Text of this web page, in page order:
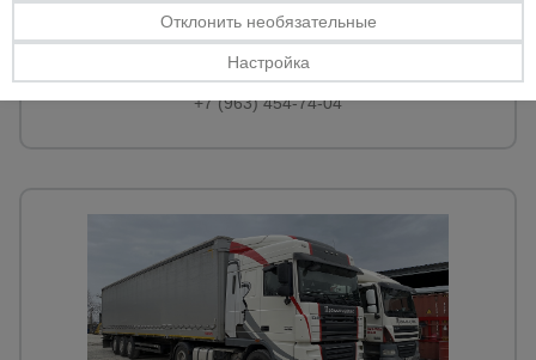
г. Тюмень, ул. Сергея Ильюшина 3В, стр. 3
+7 (963) 454-74-04
Отклонить необязательные
Настройка